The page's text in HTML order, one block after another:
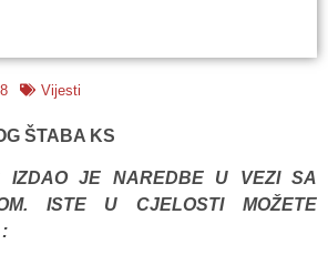
Vijesti
ŠTABA KS
IZDAO JE NAREDBE U VEZI SA
ISTE U CJELOSTI MOŽETE